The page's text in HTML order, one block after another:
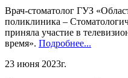
Врач-стоматолог ГУЗ
поликлиника –
приняла участие в
время». Подробнее...
23 июня 2023г.